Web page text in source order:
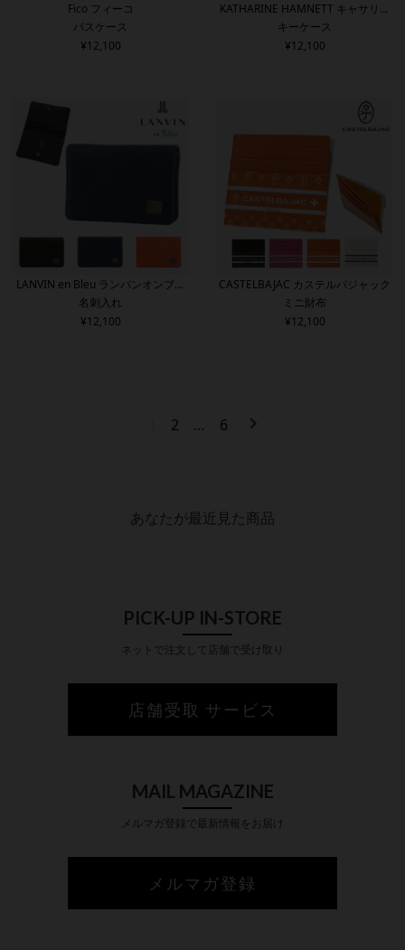
Fico フィーコ
パスケース
¥12,100
KATHARINE HAMNETT キャサリン
ハムネット
キーケース
¥12,100
LANVIN en Bleu ランバンオンブル
ー
名刺入れ
¥12,100
CASTELBAJAC カステルバジャック
ミニ財布
¥12,100
2 … 6
あなたが最近見た商品
PICK-UP IN-STORE
ネットで注文して店舗で受け取り
店舗受取 サービス
MAIL MAGAZINE
メルマガ登録で最新情報をお届け
メルマガ登録